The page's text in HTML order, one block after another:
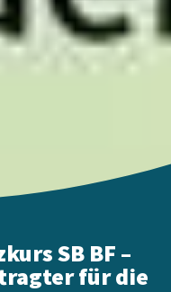
SB BF –
für die